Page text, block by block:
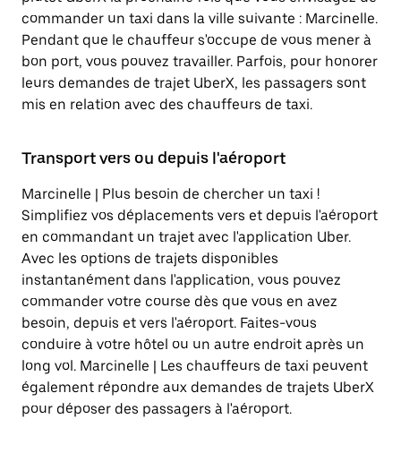
commander un taxi dans la ville suivante : Marcinelle.
Pendant que le chauffeur s'occupe de vous mener à
bon port, vous pouvez travailler. Parfois, pour honorer
leurs demandes de trajet UberX, les passagers sont
mis en relation avec des chauffeurs de taxi.
Transport vers ou depuis l'aéroport
Marcinelle | Plus besoin de chercher un taxi !
Simplifiez vos déplacements vers et depuis l'aéroport
en commandant un trajet avec l'application Uber.
Avec les options de trajets disponibles
instantanément dans l'application, vous pouvez
commander votre course dès que vous en avez
besoin, depuis et vers l'aéroport. Faites-vous
conduire à votre hôtel ou un autre endroit après un
long vol. Marcinelle | Les chauffeurs de taxi peuvent
également répondre aux demandes de trajets UberX
pour déposer des passagers à l'aéroport.